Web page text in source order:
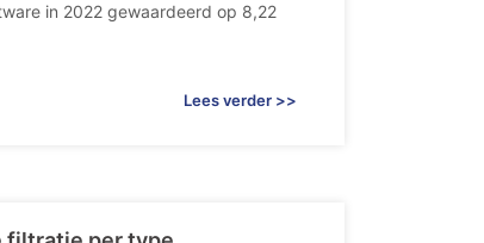
in 2022 gewaardeerd op 8,22
Lees verder >>